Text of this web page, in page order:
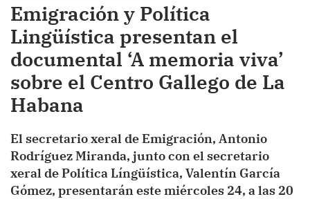
Emigración y Política
Lingüística presentan el
documental ‘A memoria viva’
sobre el Centro Gallego de La
Habana
El secretario xeral de Emigración, Antonio
Rodríguez Miranda, junto con el secretario
xeral de Política Língüística, Valentín García
Gómez, presentarán este miércoles 24, a las 20